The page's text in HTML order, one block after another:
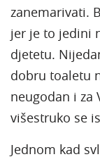
zanemarivati.
jer je to jedini
djetetu.
dobru toaletu
neugodan i za
višestruko se
Jednom kad